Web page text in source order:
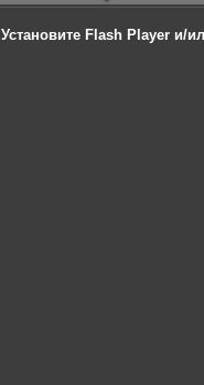
Установите Flash Player и/